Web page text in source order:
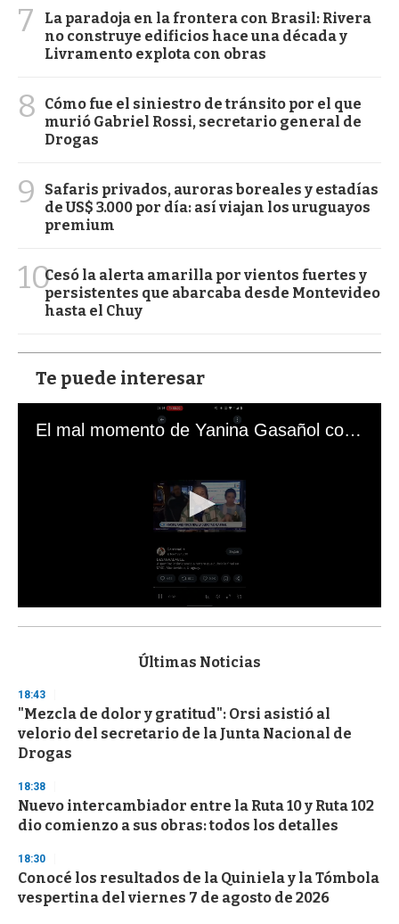
7
La paradoja en la frontera con Brasil: Rivera
no construye edificios hace una década y
Livramento explota con obras
8
Cómo fue el siniestro de tránsito por el que
murió Gabriel Rossi, secretario general de
Drogas
9
Safaris privados, auroras boreales y estadías
de US$ 3.000 por día: así viajan los uruguayos
premium
10Cesó la alerta amarilla por vientos fuertes y
persistentes que abarcaba desde Montevideo
hasta el Chuy
Te puede interesar
El mal momento de Yanina Gasañol con un hincha argentino en "Subrayado"
s
d
s
o
f
3
s
e
c
o
d
s
Últimas Noticias
18:43
"Mezcla de dolor y gratitud": Orsi asistió al
velorio del secretario de la Junta Nacional de
Drogas
18:38
Nuevo intercambiador entre la Ruta 10 y Ruta 102
dio comienzo a sus obras: todos los detalles
18:30
Conocé los resultados de la Quiniela y la Tómbola
vespertina del viernes 7 de agosto de 2026